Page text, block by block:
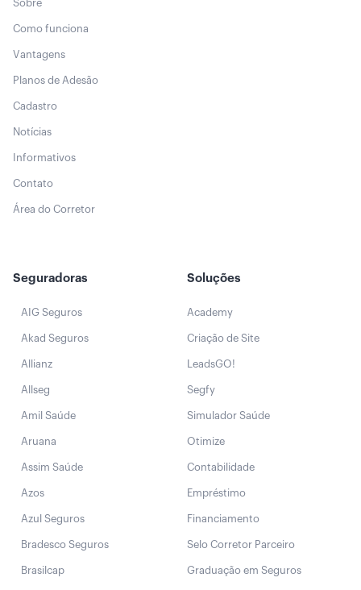
Sobre
Como funciona
Vantagens
Planos de Adesão
Cadastro
Notícias
Informativos
Contato
Área do Corretor
Seguradoras
AIG Seguros
Akad Seguros
Allianz
Allseg
Amil Saúde
Aruana
Assim Saúde
Azos
Azul Seguros
Bradesco Seguros
Brasilcap
Soluções
Academy
Criação de Site
LeadsGO!
Segfy
Simulador Saúde
Otimize
Contabilidade
Empréstimo
Financiamento
Selo Corretor Parceiro
Graduação em Seguros